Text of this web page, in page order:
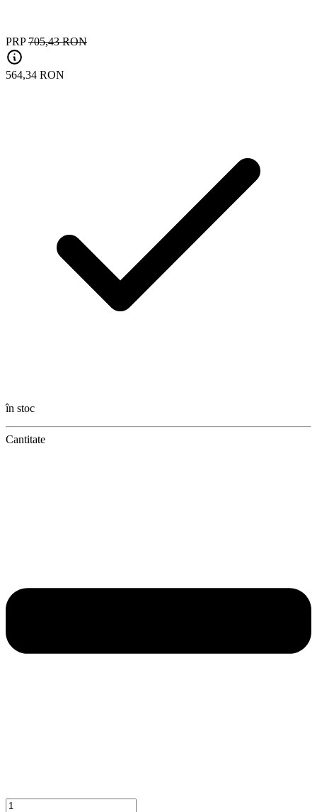
PRP 705,43 RON
564,34 RON
în stoc
Cantitate